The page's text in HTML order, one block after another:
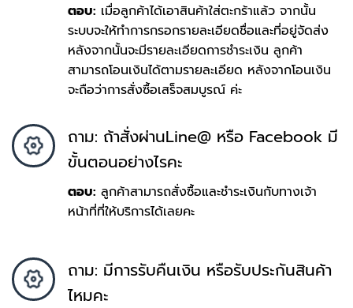
ตอบ: เมื่อลูกค้าได้เอาสินค้าใส่ตะกร้าแล้ว จากนั้น
ระบบจะให้ทำการกรอกรายละเอียดชื่อและที่อยู่จัดส่ง
หลังจากนั้นจะมีรายละเอียดการชำระเงิน ลูกค้า
สามารถโอนเงินได้ตามรายละเอียด หลังจากโอนเงิน
จะถือว่าการสั่งซื้อเสร็จสมบูรณ์ ค่ะ
ถาม: ถ้าสั่งผ่านLine@ หรือ Facebook มี
ขั้นตอนอย่างไรคะ
ตอบ: ลูกค้าสามารถสั่งซื้อและชำระเงินกับทางเจ้า
หน้าที่ที่ให้บริการได้เลยคะ
ถาม: มีการรับคืนเงิน หรือรับประกันสินค้า
ไหมคะ